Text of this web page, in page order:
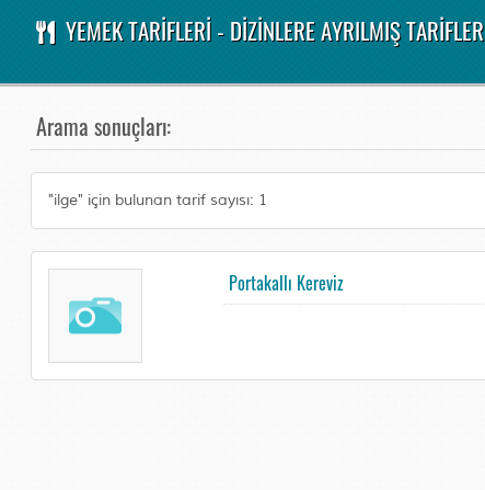
YEMEK TARİFLERİ - DİZİNLERE AYRILMIŞ TARİFLER
Arama sonuçları:
"ilge" için bulunan tarif sayısı: 1
Portakallı Kereviz